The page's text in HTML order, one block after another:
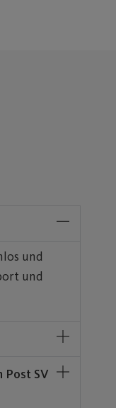
und
und
Post SV